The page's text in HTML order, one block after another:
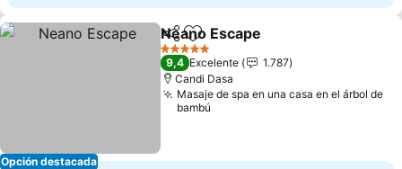
Opción destacada
CompartirAgregar a favoritos
Neano Escape
5 Estrellas
9,4 Excelente
1.787
Candi Dasa
Masaje de spa en una casa en el árbol de
bambú